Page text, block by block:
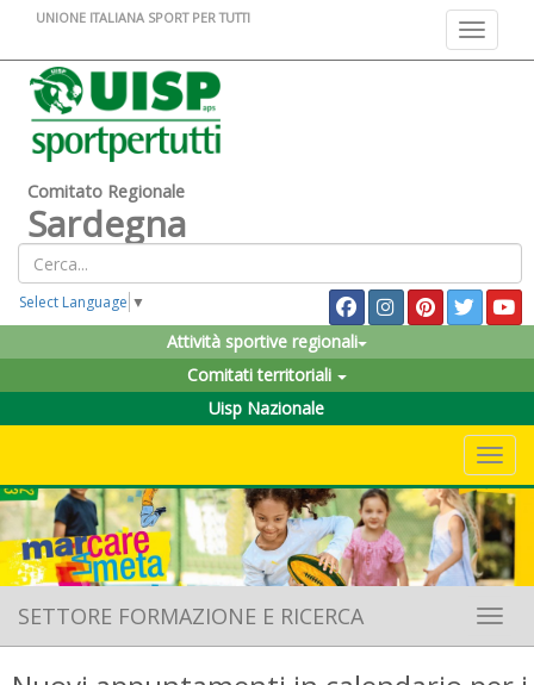
Toggle
UNIONE ITALIANA SPORT PER TUTTI
Comitato Regionale
Sardegna
Select Language ▼
Attività sportive regionali
Comitati territoriali
Uisp Nazionale
SETTORE FORMAZIONE E RICERCA